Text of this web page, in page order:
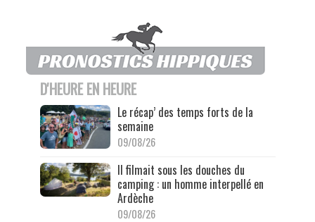
D'HEURE EN HEURE
Le récap’ des temps forts de la
semaine
09/08/26
Il filmait sous les douches du
camping : un homme interpellé en
Ardèche
09/08/26